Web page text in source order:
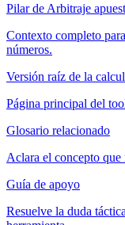
Pilar de Arbitraje
Contexto completo
números.
Versión raíz de la
Página principal del
Glosario relacionado
Aclara el concepto
Guía de apoyo
Resuelve la duda